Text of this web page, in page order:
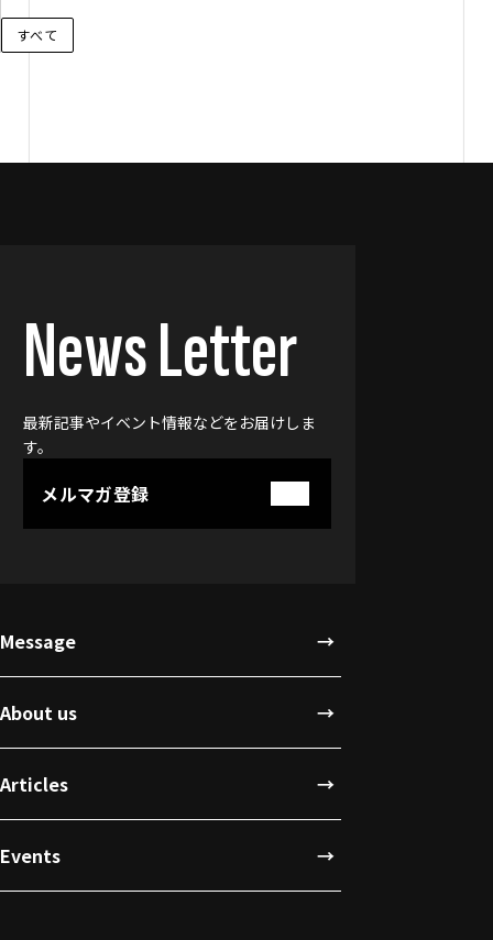
すべて
News Letter
最新記事やイベント情報などをお届けしま
す。
メルマガ登録
Message
About us
Articles
Events